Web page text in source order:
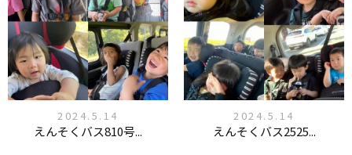
2024.5.14
えんそくバス810号...
2024.5.14
えんそくバス2525...